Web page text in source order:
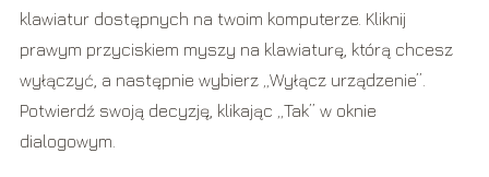
klawiatur dostępnych na twoim komputerze. Kliknij
prawym przyciskiem myszy na klawiaturę, którą chcesz
wyłączyć, a następnie wybierz „Wyłącz urządzenie”.
Potwierdź swoją decyzję, klikając „Tak” w oknie
dialogowym.